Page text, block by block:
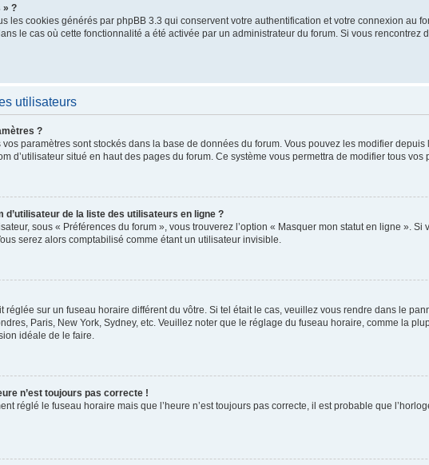
» ?
les cookies générés par phpBB 3.3 qui conservent votre authentification et votre connexion au
le cas où cette fonctionnalité a été activée par un administrateur du forum. Si vous
utilisateurs
?
paramètres sont stockés dans la base de données du forum. Vous pouvez les modifier
d’utilisateur situé en haut des pages du forum. Ce système vous permettra de modifier tous vos
d’utilisateur de la liste des utilisateurs en ligne ?
sous « Préférences du forum », vous trouverez l’option « Masquer mon statut en ligne ».
serez alors comptabilisé comme étant un utilisateur invisible.
réglée sur un fuseau horaire différent du vôtre. Si tel était le cas, veuillez vous rendre dans le
Paris, New York, Sydney, etc. Veuillez noter que le réglage du fuseau horaire, comme la
idéale de le faire.
n’est toujours pas correcte !
réglé le fuseau horaire mais que l’heure n’est toujours pas correcte, il est probable que